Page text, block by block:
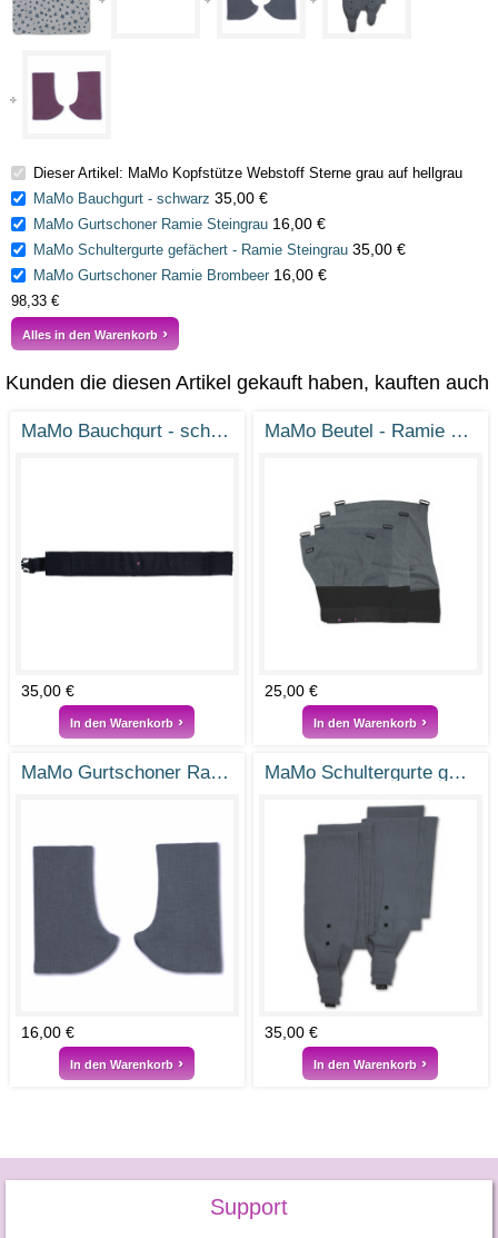
Dieser Artikel: MaMo Kopfstütze Webstoff Sterne grau auf hellgrau
MaMo Bauchgurt - schwarz 35,00 €
MaMo Gurtschoner Ramie Steingrau 16,00 €
MaMo Schultergurte gefächert - Ramie Steingrau 35,00 €
MaMo Gurtschoner Ramie Brombeer 16,00 €
98,33 €
Alles in den Warenkorb
Kunden die diesen Artikel gekauft haben, kauften auch
MaMo Bauchgurt - schwarz
35,00 €
In den Warenkorb
MaMo Beutel - Ramie Steingrau
25,00 €
In den Warenkorb
MaMo Gurtschoner Ramie Steingrau
16,00 €
In den Warenkorb
MaMo Schultergurte gefächert - Ramie Steingrau
35,00 €
In den Warenkorb
Support